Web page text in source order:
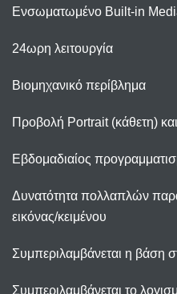
Ενσωματωμένο Built-in
24ωρη λειτουργία
Βιομηχανικό περίβλημα
Προβολή Portrait (κάθετη)
Εβδομαδιαίος
Δυνατότητα πολλαπλών
εικόνας/κειμένου
Συμπεριλαμβάνεται η βάση
Συμπεριλαμβάνεται το